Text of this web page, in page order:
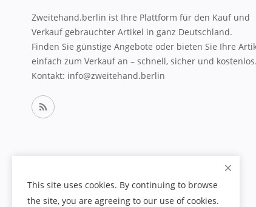
Zweitehand.berlin ist Ihre Plattform für den Kauf und
Verkauf gebrauchter Artikel in ganz Deutschland.
Finden Sie günstige Angebote oder bieten Sie Ihre
einfach zum Verkauf an – schnell, sicher und kostenlos.
Kontakt: info@zweitehand.berlin
This site uses cookies. By continuing to browse
the site, you are agreeing to our use of cookies.